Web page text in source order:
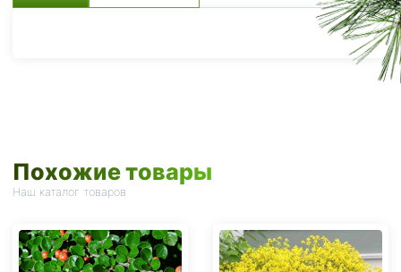
Похожие товары
Наш каталог товаров